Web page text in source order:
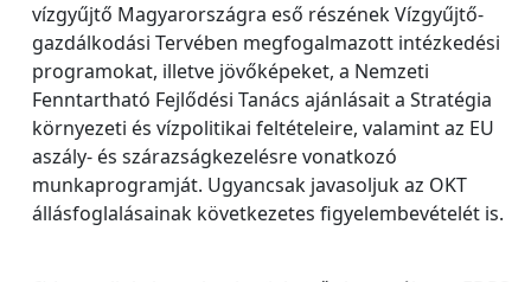
vízgyűjtő Magyarországra eső részének Vízgyűjtő-
gazdálkodási Tervében megfogalmazott intézkedési
programokat, illetve jövőképeket, a Nemzeti
Fenntartható Fejlődési Tanács ajánlásait a Stratégia
környezeti és vízpolitikai feltételeire, valamint az EU
aszály- és szárazságkezelésre vonatkozó
munkaprogramját. Ugyancsak javasoljuk az OKT
állásfoglalásainak következetes figyelembevételét is.